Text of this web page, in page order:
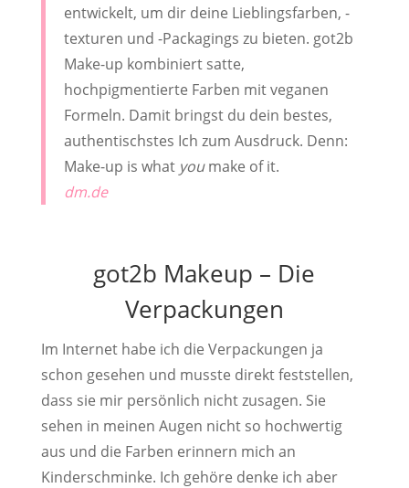
entwickelt, um dir deine Lieblingsfarben, -
texturen und -Packagings zu bieten. got2b
Make-up kombiniert satte,
hochpigmentierte Farben mit veganen
Formeln. Damit bringst du dein bestes,
authentischstes Ich zum Ausdruck. Denn:
Make-up is what youmake of it.
dm.de
got2b Makeup – Die
Verpackungen
Im Internet habe ich die Verpackungen ja
schon gesehen und musste direkt feststellen,
dass sie mir persönlich nicht zusagen. Sie
sehen in meinen Augen nicht so hochwertig
aus und die Farben erinnern mich an
Kinderschminke. Ich gehöre denke ich aber